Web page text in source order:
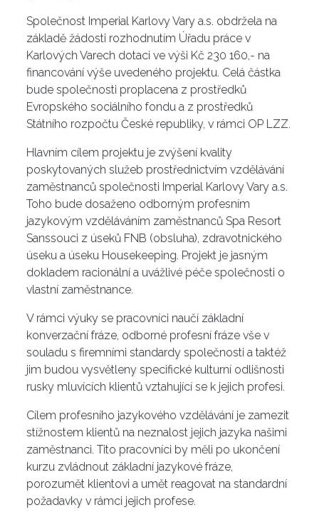
Společnost Imperial Karlovy Vary a.s. obdržela na
základě žádosti rozhodnutím Úřadu práce v
Karlových Varech dotaci ve výši Kč 230 160,- na
financování výše uvedeného projektu. Celá částka
bude společnosti proplacena z prostředků
Evropského sociálního fondu a z prostředků
Státního rozpočtu České republiky, v rámci OP LZZ.
Hlavním cílem projektu je zvýšení kvality
poskytovaných služeb prostřednictvím vzdělávání
zaměstnanců společnosti Imperial Karlovy Vary a.s.
Toho bude dosaženo odborným profesním
jazykovým vzděláváním zaměstnanců Spa Resort
Sanssouci z úseků FNB (obsluha), zdravotnického
úseku a úseku Housekeeping. Projekt je jasným
dokladem racionální a uvážlivé péče společnosti o
vlastní zaměstnance.
V rámci výuky se pracovníci naučí základní
konverzační fráze, odborné profesní fráze vše v
souladu s firemními standardy společnosti a taktéž
jim budou vysvětleny specifické kulturní odlišnosti
rusky mluvících klientů vztahující se k jejich profesi.
Cílem profesního jazykového vzdělávání je zamezit
stížnostem klientů na neznalost jejich jazyka našimi
zaměstnanci. Tito pracovníci by měli po ukončení
kurzu zvládnout základní jazykové fráze,
porozumět klientovi a umět reagovat na standardní
požadavky v rámci jejich profese.